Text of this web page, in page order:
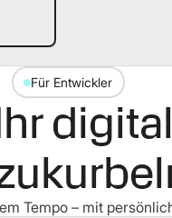
Für Entwickler
Tempo – mit